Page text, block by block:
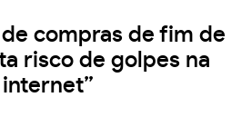
compras de fim de
risco de golpes na
internet”